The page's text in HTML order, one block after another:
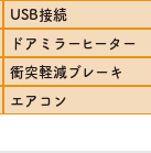
USB接続
ドアミラーヒーター
衝突軽減ブレーキ
エアコン